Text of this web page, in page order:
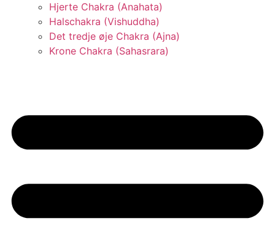
Hjerte Chakra (Anahata)
Halschakra (Vishuddha)
Det tredje øje Chakra (Ajna)
Krone Chakra (Sahasrara)